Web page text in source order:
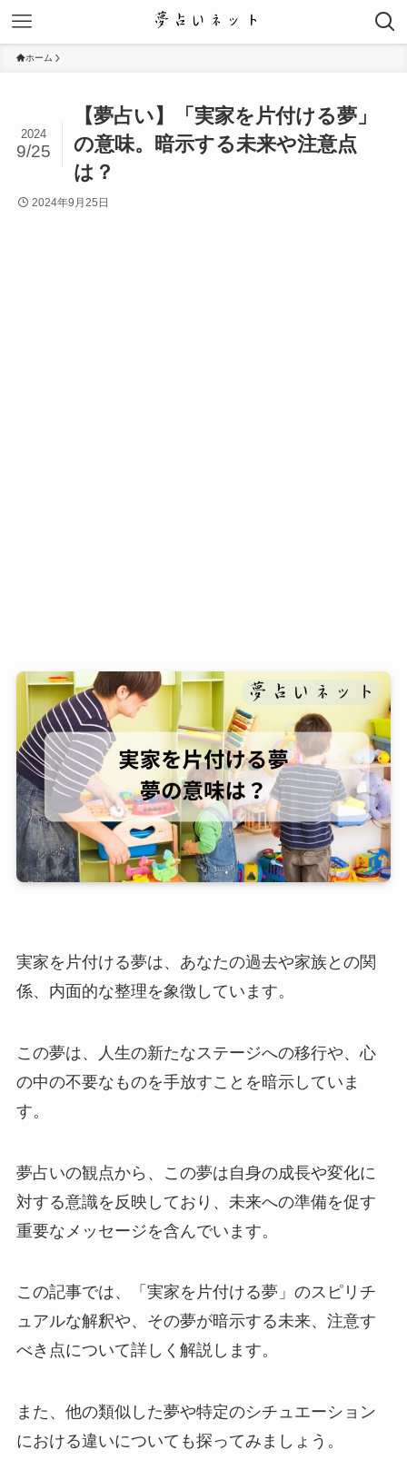
ホーム
【夢占い】「実家を片付ける夢」
の意味。暗示する未来や注意点
は？
2024
9/25
2024年9月25日
実家を片付ける夢は、あなたの過去や家族との関
係、内面的な整理を象徴しています。
この夢は、人生の新たなステージへの移行や、心
の中の不要なものを手放すことを暗示していま
す。
夢占いの観点から、この夢は自身の成長や変化に
対する意識を反映しており、未来への準備を促す
重要なメッセージを含んでいます。
この記事では、「実家を片付ける夢」のスピリチ
ュアルな解釈や、その夢が暗示する未来、注意す
べき点について詳しく解説します。
また、他の類似した夢や特定のシチュエーション
における違いについても探ってみましょう。